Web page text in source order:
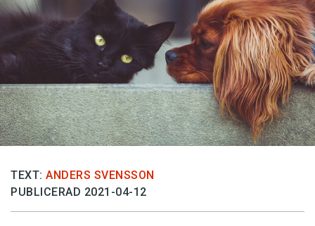
TEXT: ANDERS SVENSSON
PUBLICERAD 2021-04-12